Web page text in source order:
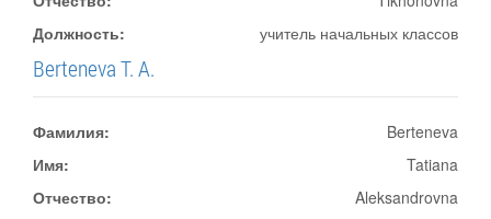
Должность:
учитель начальных классов
Berteneva T. A.
Фамилия:
Berteneva
Имя:
Tatiana
Отчество:
Aleksandrovna